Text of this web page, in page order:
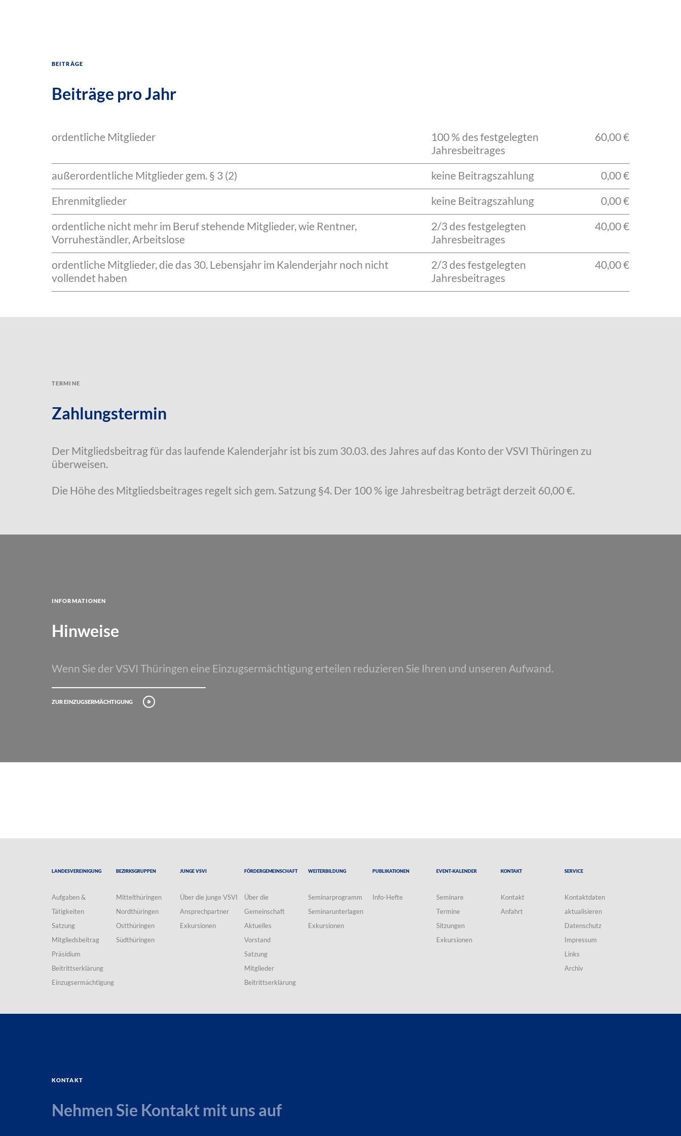
Beiträge
Beiträge pro Jahr
ordentliche Mitglieder
100 % des festgelegten
Jahresbeitrages
60,00 €
außerordentliche Mitglieder gem. § 3 (2) keine Beitragszahlung
0,00 €
Ehrenmitglieder
keine Beitragszahlung
0,00 €
ordentliche nicht mehr im Beruf stehende Mitglieder, wie Rentner,
Vorruheständler, Arbeitslose
2/3 des festgelegten
Jahresbeitrages
40,00 €
ordentliche Mitglieder, die das 30. Lebensjahr im Kalenderjahr noch nicht
vollendet haben
2/3 des festgelegten
Jahresbeitrages
40,00 €
Termine
Zahlungstermin
Der Mitgliedsbeitrag für das laufende Kalenderjahr ist bis zum 30.03. des Jahres auf das Konto der VSVI Thüringen zu
überweisen.
Die Höhe des Mitgliedsbeitrages regelt sich gem. Satzung §4. Der 100 % ige Jahresbeitrag beträgt derzeit 60,00 €.
Informationen
Hinweise
Wenn Sie der VSVI Thüringen eine Einzugsermächtigung erteilen reduzieren Sie Ihren und unseren Aufwand.
Zur Einzugsermächtigung
Landesvereinigung
Aufgaben &
Tätigkeiten
Satzung
Mitgliedsbeitrag
Präsidium
Beitrittserklärung
Einzugsermächtigung
Bezirksgruppen
Mittelthüringen
Nordthüringen
Ostthüringen
Südthüringen
Junge VSVI
Über die junge VSVI
Ansprechpartner
Exkursionen
Fördergemeinschaft
Über die
Gemeinschaft
Aktuelles
Vorstand
Satzung
Mitglieder
Beitrittserklärung
Weiterbildung
Seminarprogramm
Seminarunterlagen
Exkursionen
Publikationen
Info-Hefte
Event-Kalender
Seminare
Termine
Sitzungen
Exkursionen
Kontakt
Kontakt
Anfahrt
Service
Kontaktdaten
aktualisieren
Datenschutz
Impressum
Links
Archiv
Kontakt
Nehmen Sie Kontakt mit uns auf